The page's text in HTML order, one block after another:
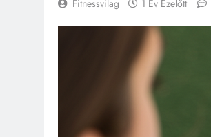
Fitnessvilag 1 Év Ezelőtt